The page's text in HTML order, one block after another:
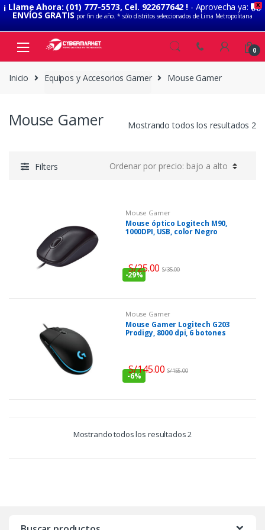
X
¡ Llame Ahora: (01) 777-5573, Cel. 922677642 ! - Aprovecha ya:
ENVÍOS GRATIS por fin de año. * sólo distritos seleccionados de Lima Metropolitana
Skip to navigation
Skip to content
0
Inicio Equipos y Accesorios Gamer Mouse Gamer
Mouse Gamer Mostrando todos los resultados 2
Filters
Mouse Gamer
Mouse óptico Logitech M90,
1000DPI, USB, color Negro
-29%
S/25.00 S/35.00
Mouse Gamer
Mouse Gamer Logitech G203
Prodigy, 8000 dpi, 6 botones
-6%
S/145.00 S/155.00
Mostrando todos los resultados 2